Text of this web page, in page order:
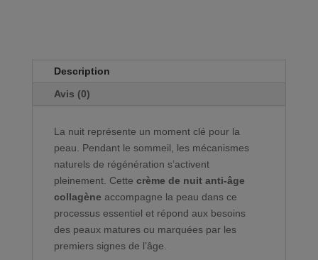
Description
Avis (0)
La nuit représente un moment clé pour la
peau. Pendant le sommeil, les mécanismes
naturels de régénération s’activent
pleinement. Cette crème de nuit anti-âge
collagène accompagne la peau dans ce
processus essentiel et répond aux besoins
des peaux matures ou marquées par les
premiers signes de l’âge.